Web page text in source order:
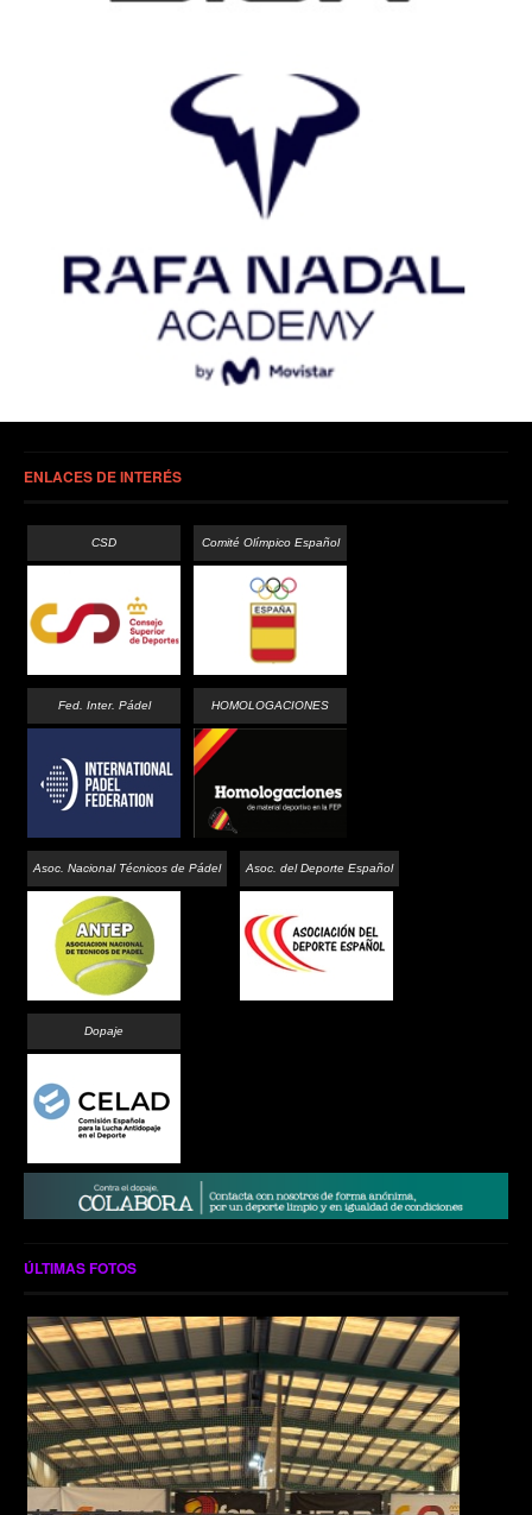
ENLACES DE INTERÉS
CSD Comité Olímpico Español
Fed. Inter. Pádel HOMOLOGACIONES
Asoc. Nacional Técnicos de Pádel Asoc. del Deporte Español
Dopaje
ÚLTIMAS FOTOS